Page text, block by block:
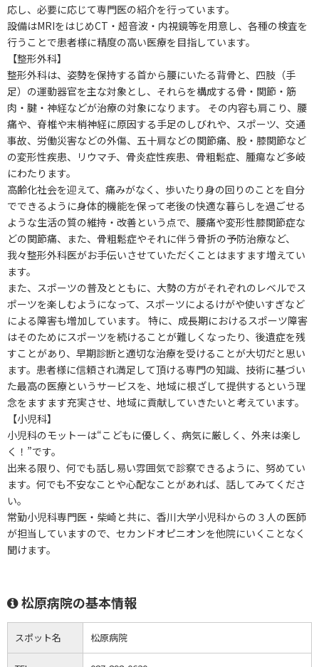
応し、必要に応じて専門医の紹介を行っています。
設備はMRIをはじめCT・超音波・内視鏡等を用意し、各種の検査を
行うことで患者様に精度の高い医療を目指しています。
【整形外科】
整形外科は、姿勢を保持する首から腰にいたる背骨と、四肢（手
足）の運動器官を主な対象とし、それらを構成する骨・関節・筋
肉・腱・神経などが治療の対象になります。 その内容も肩こり、腰
痛や、脊椎や末梢神経に原因する手足のしびれや、スポーツ、交通
事故、労働災害などの外傷、五十肩などの関節痛、股・膝関節など
の変形性疾患、リウマチ、骨炎症性疾患、骨粗鬆症、腫瘍など多岐
にわたります。
高齢化社会を迎えて、痛みがなく、歩いたり身の回りのことを自分
でできるように身体的機能を保って老後の快適な暮らしを過ごせる
ような生活の質の維持・改善という点で、腰痛や変形性膝関節症な
どの関節痛、また、骨粗鬆症やそれに伴う骨折の予防治療など、
我々整形外科医がお手伝いさせていただくことはますます増えてい
ます。
また、スポーツの普及とともに、大勢の方がそれぞれのレベルでス
ポーツを楽しむようになって、スポーツによるけがや使いすぎなど
による障害も増加しています。 特に、成長期におけるスポーツ障害
はそのためにスポーツを続けることが難しくなったり、後遺症を残
すことがあり、早期診断と適切な治療を受けることが大切だと思い
ます。患者様に信頼され満足して頂ける専門の知識、技術に基づい
た最高の医療というサービスを、地域に根ざして提供するという理
念をますます充実させ、地域に貢献していきたいと考えています。
【小児科】
小児科のモットーは“こどもに優しく、病気に厳しく、外来は楽し
く！”です。
出来る限り、何でも話し易い雰囲気で診察できるように、努めてい
ます。何でも不安なことや心配なことがあれば、話してみてくださ
い。
常勤小児科専門医・柴崎と共に、香川大学小児科からの３人の医師
が担当していますので、セカンドオピニオンを他院にいくことなく
聞けます。
松原病院の基本情報
スポット名 松原病院